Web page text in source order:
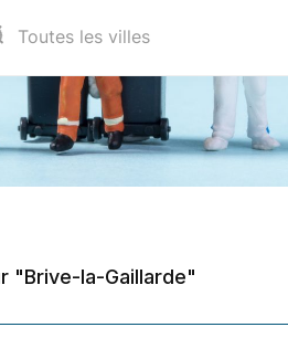
"Brive-la-Gaillarde"